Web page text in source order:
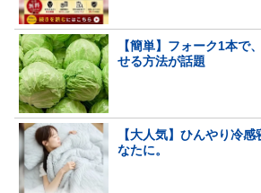
【簡単】フォーク1本で
せる方法が話題
【大人気】ひんやり冷
なたに。